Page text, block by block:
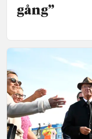
gång”